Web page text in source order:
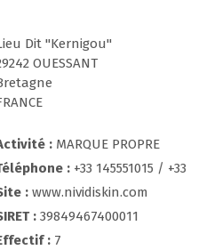
Dit "Kernigou"
OUESSANT
MARQUE PROPRE
+33 145551015 / +33
www.nividiskin.com
39849467400011
7